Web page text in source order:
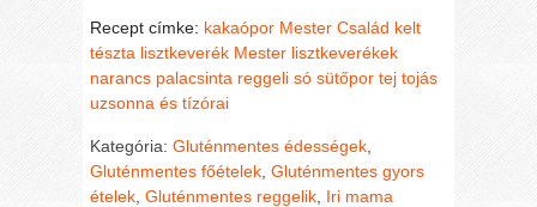
Recept címke: kakaópor Mester Család kelt
tészta lisztkeverék Mester lisztkeverékek
narancs palacsinta reggeli só sütőpor tej tojás
uzsonna és tízórai
Kategória:Gluténmentes édességek
Gluténmentes főételek ,Gluténmentes gyors
ételek ,Gluténmentes reggelik Iri mama